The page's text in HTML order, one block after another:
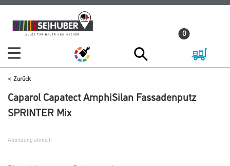
Zum
Inhalt
Zum
Navigationsmenü
0
Zurück
Caparol Capatect AmphiSilan Fassadenputz
SPRINTER Mix
Abbildung ähnlich